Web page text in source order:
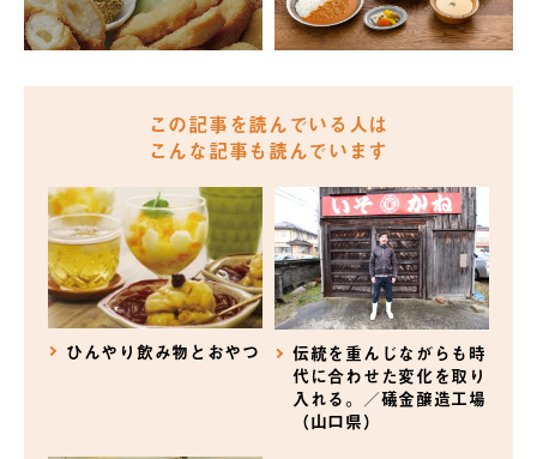
この記事を読んでいる人は
こんな記事も読んでいます
ひんやり飲み物とおやつ
伝統を重んじながらも時
代に合わせた変化を取り
入れる。／礒金醸造工場
（山口県）